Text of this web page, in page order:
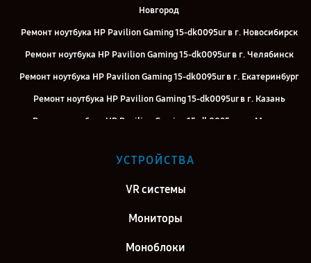
Новгород
Ремонт ноутбука HP Pavilion Gaming 15-dk0095ur в г. Новосибирск
Ремонт ноутбука HP Pavilion Gaming 15-dk0095ur в г. Челябинск
Ремонт ноутбука HP Pavilion Gaming 15-dk0095ur в г. Екатеринбург
Ремонт ноутбука HP Pavilion Gaming 15-dk0095ur в г. Казань
Ремонт ноутбука HP Pavilion Gaming 15-dk0095ur в г. Москва
Петербург
УСТРОЙСТВА
VR системы
Мониторы
Моноблоки